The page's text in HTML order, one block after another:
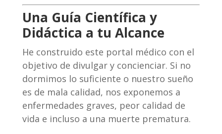
Una Guía Científica y
Didáctica a tu Alcance
He construido este portal médico con el
objetivo de divulgar y concienciar. Si no
dormimos lo suficiente o nuestro sueño
es de mala calidad, nos exponemos a
enfermedades graves, peor calidad de
vida e incluso a una muerte prematura.